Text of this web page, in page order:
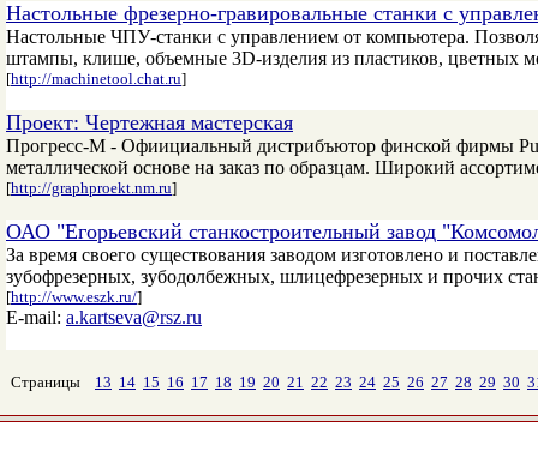
Настольные фрезерно-гравировальные станки с
Настольные ЧПУ-станки с управлением от компьютера.
штампы, клише, объемные 3D-изделия из пластиков, цветных
[http://machinetool.chat.ru]
Проект: Чертежная мастерская
Прогресс-М - Офиициальный дистрибъютор финской фирмы
металлической основе на заказ по образцам. Широкий
[http://graphproekt.nm.ru]
ОАО "Егорьевский станкостроительный завод
За время своего существования заводом изготовлено и
зубофрезерных, зубодолбежных, шлицефрезерных и прочих
[http://www.eszk.ru/]
E-mail: a.kartseva@rsz.ru
Страницы 13 14 15 16 17 18 19 20 21 22 23 24 25 26 27 28 29 30